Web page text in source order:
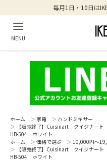
毎月1日・10日は
MENU
ホーム ＞ 家電 ＞ ハンドミキサー
＞
【販売終了】Cuisinart クイジナー
HB-504 ホワイト
ホーム
＞ 価格で選ぶ ＞ 10,000円～
＞
【販売終了】Cuisinart クイジナー
HB-504 ホワイト